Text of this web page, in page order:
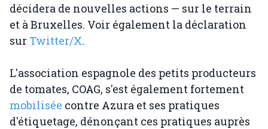
décidera de nouvelles actions — sur le terrain
et à Bruxelles. Voir également la déclaration
sur Twitter/X.
L'association espagnole des petits producteurs
de tomates, COAG, s'est également fortement
mobilisée contre Azura et ses pratiques
d'étiquetage, dénonçant ces pratiques auprès